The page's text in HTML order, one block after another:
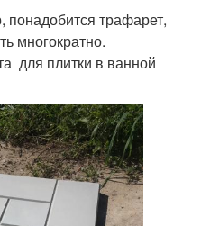
понадобится трафарет,
многократно.
для плитки в ванной